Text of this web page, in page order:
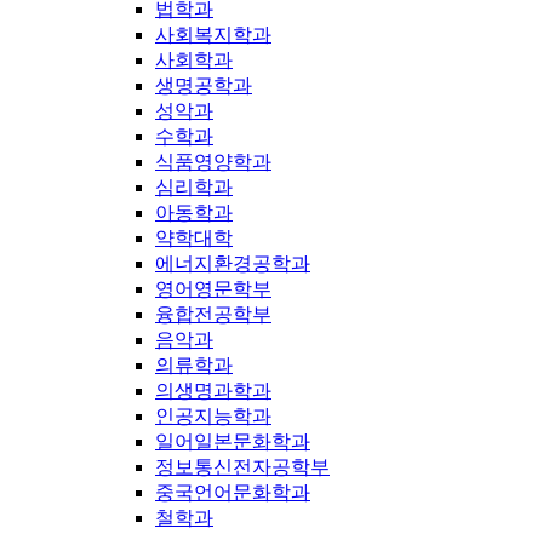
법학과
사회복지학과
사회학과
생명공학과
성악과
수학과
식품영양학과
심리학과
아동학과
약학대학
에너지환경공학과
영어영문학부
융합전공학부
음악과
의류학과
의생명과학과
인공지능학과
일어일본문화학과
정보통신전자공학부
중국언어문화학과
철학과